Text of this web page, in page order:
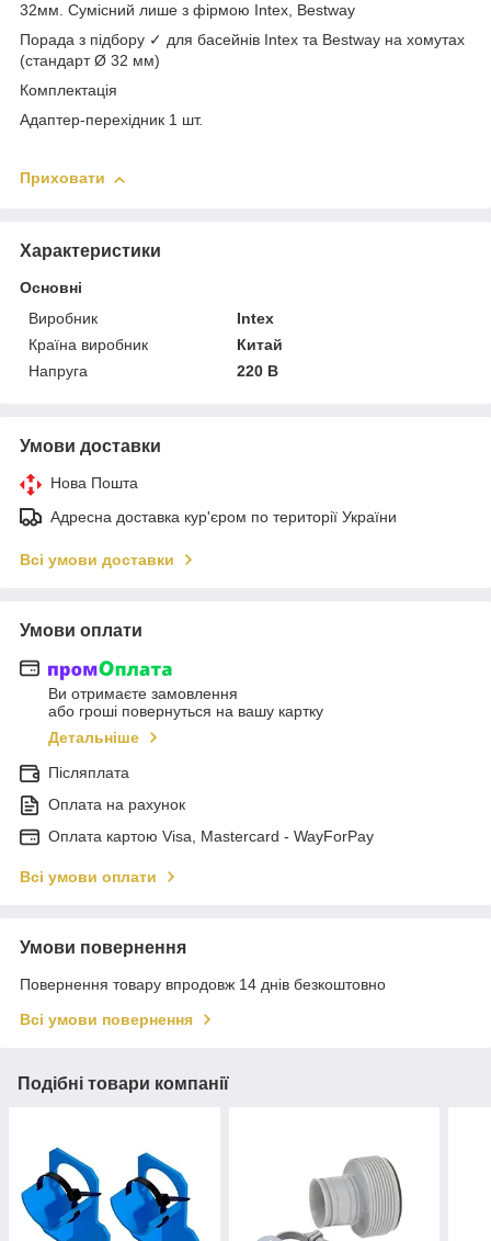
32мм. Сумісний лише з фірмою Intex, Bestway
Порада з підбору ✓ для басейнів Intex та Bestway на хомутах
(стандарт Ø 32 мм)
Комплектація
Адаптер-перехідник 1 шт.
Приховати
Характеристики
Основні
Виробник
Intex
Країна виробник
Китай
Напруга
220 В
Умови доставки
Нова Пошта
Адресна доставка кур'єром по території України
Всі умови доставки
Умови оплати
Ви отримаєте замовлення
або гроші повернуться на вашу картку
Детальніше
Післяплата
Оплата на рахунок
Оплата картою Visa, Mastercard - WayForPay
Всі умови оплати
Умови повернення
Повернення товару впродовж 14 днів безкоштовно
Всі умови повернення
Подібні товари компанії